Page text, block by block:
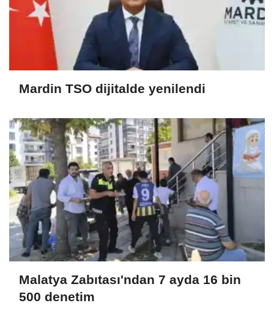
Mardin TSO dijitalde yenilendi
Malatya Zabıtası'ndan 7 ayda 16 bin
500 denetim